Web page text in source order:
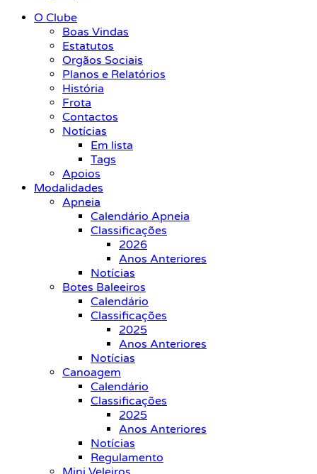
O Clube
Boas Vindas
Estatutos
Orgãos Sociais
Planos e Relatórios
História
Frota
Contactos
Notícias
Em lista
Tags
Apoios
Modalidades
Apneia
Calendário Apneia
Classificações
2026
Anos Anteriores
Notícias
Botes Baleeiros
Calendário
Classificações
2025
Anos Anteriores
Notícias
Canoagem
Calendário
Classificações
2025
Anos Anteriores
Notícias
Regulamento